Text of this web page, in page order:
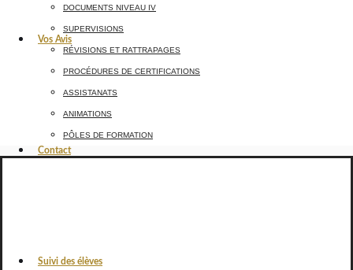
Vos Avis
Contact
Suivi des élèves
DOCUMENTS NIVEAU IV
SUPERVISIONS
RÉVISIONS ET RATTRAPAGES
PROCÉDURES DE CERTIFICATIONS
ASSISTANATS
ANIMATIONS
PÔLES DE FORMATION